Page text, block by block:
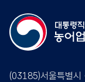
(03185)서울특별